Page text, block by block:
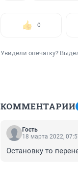
0
Увидели опечатку?
КОММЕНТАРИИ
Гость
18 марта 2022,
Остановку то